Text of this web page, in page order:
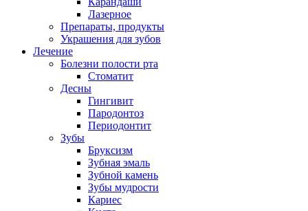
Лазерное
Препараты, продукты
Украшения для зубов
Лечение
Болезни полости рта
Стоматит
Десны
Гингивит
Пародонтоз
Периодонтит
Зубы
Бруксизм
Зубная эмаль
Зубной камень
Зубы мудрости
Кариес